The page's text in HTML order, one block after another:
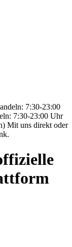
7:30-23:00
7:30-23:00 Uhr
Mit uns direkt oder